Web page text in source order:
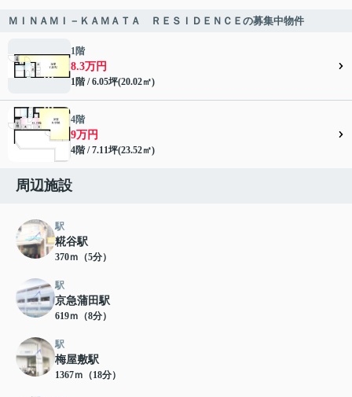
ＭＩＮＡＭＩ－ＫＡＭＡＴＡ ＲＥＳＩＤＥＮＣＥの募集中物件
1階
8.3万円
1階 / 6.05坪(20.02㎡)
4階
9万円
4階 / 7.11坪(23.52㎡)
周辺施設
駅
糀谷駅
370ｍ（5分）
駅
京急蒲田駅
619ｍ（8分）
駅
梅屋敷駅
1367ｍ（18分）